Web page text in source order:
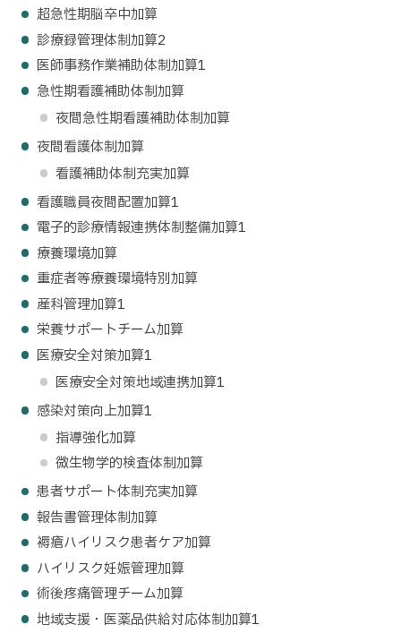
超急性期脳卒中加算
診療録管理体制加算2
医師事務作業補助体制加算1
急性期看護補助体制加算
夜間急性期看護補助体制加算
夜間看護体制加算
看護補助体制充実加算
看護職員夜間配置加算1
電子的診療情報連携体制整備加算1
療養環境加算
重症者等療養環境特別加算
産科管理加算1
栄養サポートチーム加算
医療安全対策加算1
医療安全対策地域連携加算1
感染対策向上加算1
指導強化加算
微生物学的検査体制加算
患者サポート体制充実加算
報告書管理体制加算
褥瘡ハイリスク患者ケア加算
ハイリスク妊娠管理加算
術後疼痛管理チーム加算
地域支援・医薬品供給対応体制加算1